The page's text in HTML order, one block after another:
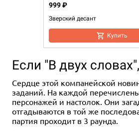
Зверский десант
999 ₽
Купить
Если "В двух
Сердце этой компанейской
заданий. На каждой
персонажей и настолок. Они
отгадываются в той же
партия проходит в 3 раунда.